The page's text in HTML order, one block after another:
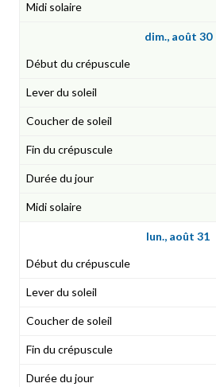
dim., août 30
lun., août 31